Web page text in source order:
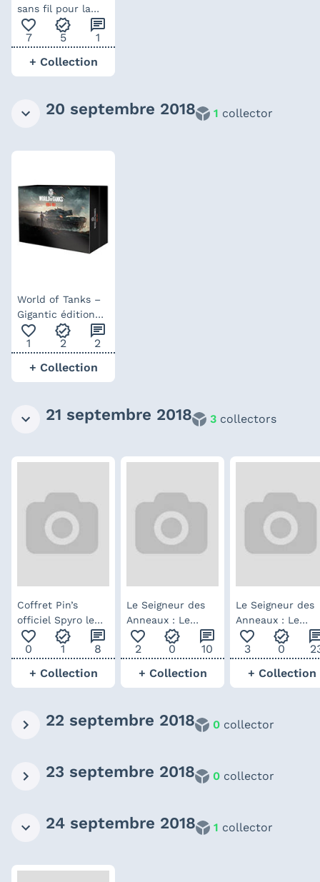
sans fil pour la
Switch
favorite_outline
7
verified
5
chat
1
+ Collection
20 septembre 2018 1 collector
World of Tanks –
Gigantic édition
collector
favorite_outline
1
verified
2
chat
2
+ Collection
21 septembre 2018 3 collectors
Coffret Pin’s
officiel Spyro le
Dragon
favorite_outline
0
verified
1
chat
8
+ Collection
Le Seigneur des
Anneaux : Le
retour du Roi –
intégral de la
blu-ray
favorite_outline
2
verified
0
chat
10
+ Collection
Le Seigneur des
Anneaux : Le
retour du Roi –
intégral de la
vinyle
favorite_outline
3
verified
0
+ Collection
22 septembre 2018 0 collector
23 septembre 2018 0 collector
24 septembre 2018 1 collector